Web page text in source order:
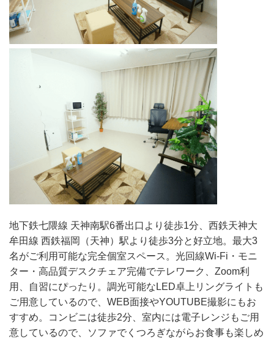
地下鉄七隈線 天神南駅6番出口より徒歩1分、西鉄天神大
牟田線 西鉄福岡（天神）駅より徒歩3分と好立地。最大3
名がご利用可能な完全個室スペース。光回線Wi-Fi・モニ
ター・高品質デスクチェア完備でテレワーク、Zoom利
用、自習にぴったり。調光可能なLED卓上リングライトも
ご用意しているので、WEB面接やYOUTUBE撮影にもお
すすめ。コンビニは徒歩2分、室内には電子レンジもご用
意しているので、ソファでくつろぎながらお食事も楽しめ